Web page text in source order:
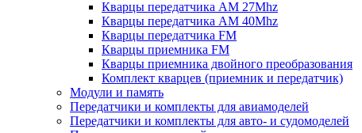
Кварцы передатчика AM 27Mhz
Кварцы передатчика AM 40Mhz
Кварцы передатчика FM
Кварцы приемника FM
Кварцы приемника двойного преобразования
Комплект кварцев (приемник и передатчик)
Модули и память
Передатчики и комплекты для авиамоделей
Передатчики и комплекты для авто- и судомоделей